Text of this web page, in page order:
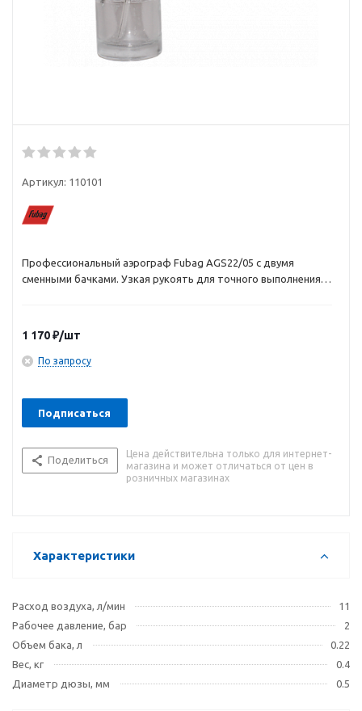
Артикул: 110101
Профессиональный аэрограф Fubag AGS22/05 с двумя
сменными бачками. Узкая рукоять для точного выполнения
экономит время - его не нужно промывать. 2 сменных бачка в
комплекте.
1 170₽/шт
По запросу
Подписаться
Поделиться
Цена действительна только для интернет-
магазина и может отличаться от цен в
розничных магазинах
Характеристики
Расход воздуха, л/мин
11
Рабочее давление, бар
2
Объем бака, л
0.22
Вес, кг
0.4
Диаметр дюзы, мм
0.5